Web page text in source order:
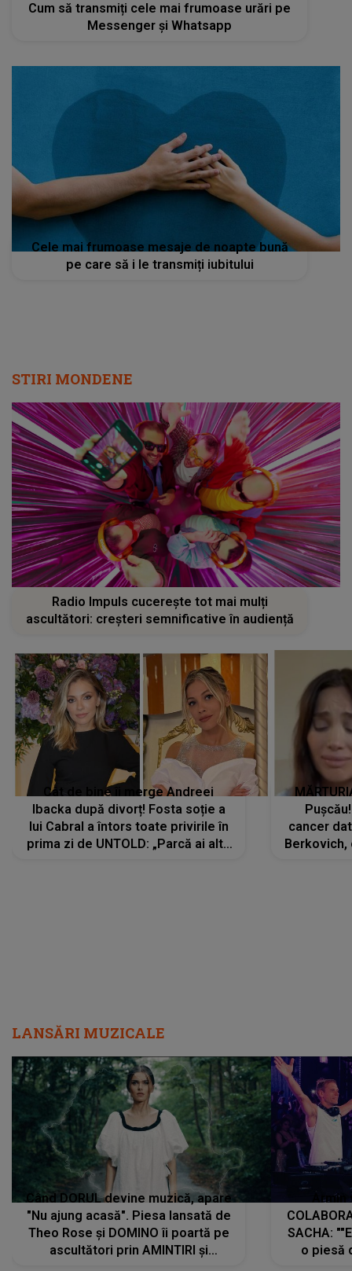
Cum să transmiți cele mai frumoase urări pe
Messenger și Whatsapp
Cele mai frumoase mesaje de noapte bună
pe care să i le transmiți iubitului
STIRI MONDENE
Radio Impuls cucerește tot mai mulți
ascultători: creșteri semnificative în audiență
Cât de bine îi merge Andreei
Ibacka după divorț! Fosta soție a
lui Cabral a întors toate privirile în
prima zi de UNTOLD: „Parcă ai altă
cancer
Berkovich,
LANSĂRI MUZICALE
Când DORUL devine muzică, apare
"Nu ajung acasă". Piesa lansată de
Theo Rose și DOMINO îi poartă pe
ascultători prin AMINTIRI și
SACHA:
o piesă